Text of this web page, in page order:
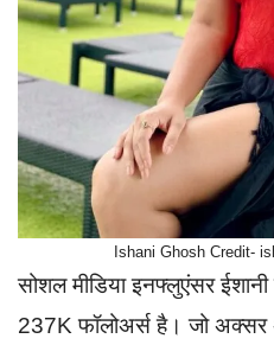
Ishani Ghosh Credit-
सोशल मीडिया इनफ्लुएंसर
237K फॉलोअर्स है। जो